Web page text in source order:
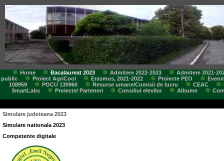
Home Bacalaureat 2023 Admitere 2022-2023
Admitere 2021-
public
Proiect AgriCool Erasmus, 2021-2022 Proiecte PEO
108959
POCU 130960 Resurse umane/Comisii de lucru CEAC
SmartLabs
Proiecte/ Parteneri Consiliul elevilor Albume
Simulare judeteana 2023
Simulare nationala 2023
Competente digitale